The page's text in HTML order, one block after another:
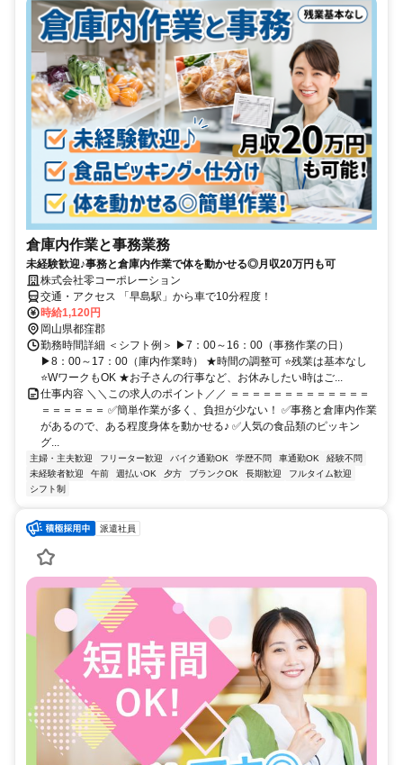
倉庫内作業と事務業務
未経験歓迎♪事務と倉庫内作業で体を動かせる◎月収20万円も可
株式会社零コーポレーション
交通・アクセス 「早島駅」から車で10分程度！
時給1,120円
岡山県都窪郡
勤務時間詳細 ＜シフト例＞ ▶7：00～16：00（事務作業の日）
▶8：00～17：00（庫内作業時） ★時間の調整可 ⭐残業は基本なし
⭐WワークもOK ★お子さんの行事など、お休みしたい時はご...
仕事内容 ＼＼この求人のポイント／／ ＝＝＝＝＝＝＝＝＝＝＝＝＝
＝＝＝＝＝＝ ✅簡単作業が多く、負担が少ない！ ✅事務と倉庫内作業
があるので、ある程度身体を動かせる♪ ✅人気の食品類のピッキン
グ...
主婦・主夫歓迎 フリーター歓迎 バイク通勤OK 学歴不問 車通勤OK
経験不問
未経験者歓迎
午前 週払いOK 夕方 ブランクOK 長期歓迎
フルタイム歓迎
シフト制
派遣社員